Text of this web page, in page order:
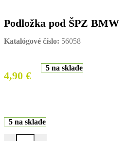
Podložka pod ŠPZ BMW
Katalógové číslo: 56058
4,90 €
5 na sklade
5 na sklade